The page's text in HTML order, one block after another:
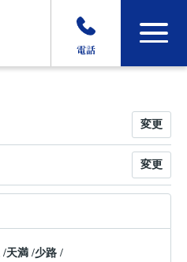
電話
変更
変更
/天満 /少路 /